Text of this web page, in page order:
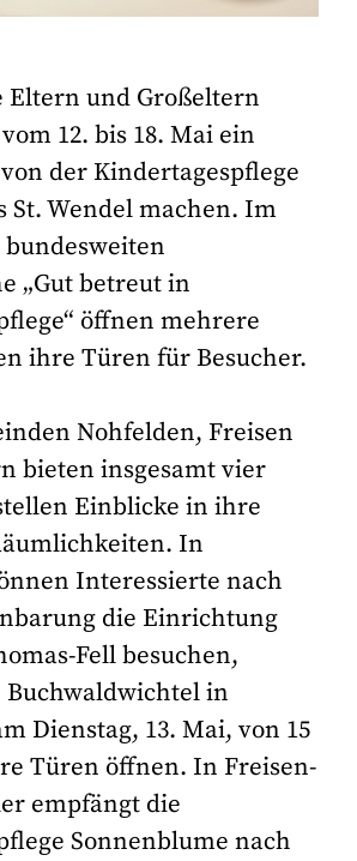
Eltern und Großeltern
12. bis 18. Mai ein
der Kindertagespflege
St. Wendel machen. Im
„Gut betreut in
öffnen mehrere
ihre Türen für Besucher.
Nohfelden, Freisen
bieten insgesamt vier
Einblicke in ihre
In
Interessierte nach
die Einrichtung
Fell besuchen,
in
Dienstag, 13. Mai, von 15
Türen öffnen. In Freisen-
empfängt die
Sonnenblume nach